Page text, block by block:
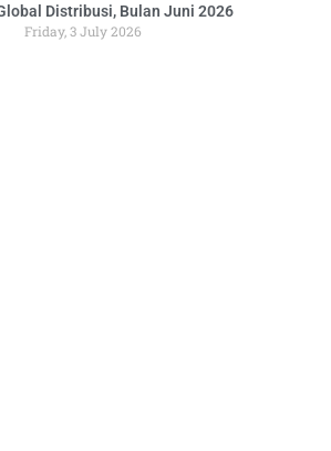
Distribusi, Bulan Juni 2026
Friday, 3 July 2026